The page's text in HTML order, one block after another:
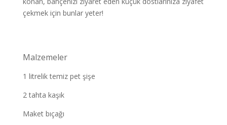
çekmek için bunlar yeter!
Malzemeler
1 litrelik temiz pet şişe
2 tahta kaşık
Maket bıçağı